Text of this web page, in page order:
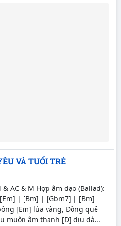
VÀ TUỔI TRẺ
AC & M Hợp âm dạo (Ballad):
| [Bm] | [Gbm7] | [Bm]
[Em] lúa vàng, Đồng quê
muôn âm thanh [D] dịu dà...